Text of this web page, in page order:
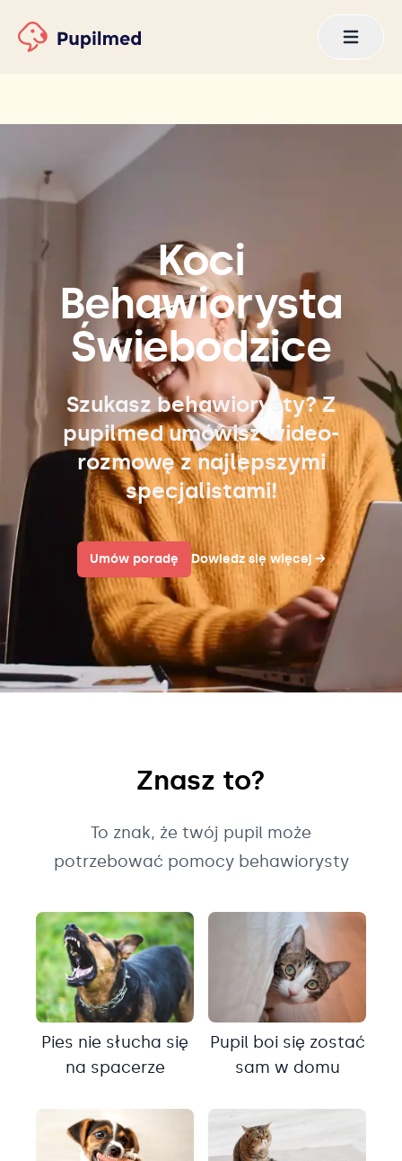
Koci
Behawiorysta
Świebodzice
Szukasz behawiorysty? Z
pupilmed umówisz wideo-
rozmowę z najlepszymi
specjalistami!
Umów poradę Dowiedz się więcej →
Znasz to?
To znak, że twój pupil może
potrzebować pomocy behawiorysty
Pies nie słucha się
na spacerze
Pupil boi się zostać
sam w domu